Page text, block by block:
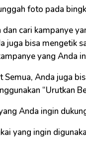
foto pada
dan cari kampanye
juga bisa mengetik
yang Anda
Semua, Anda juga
“Urutkan
Anda ingin
yang ingin